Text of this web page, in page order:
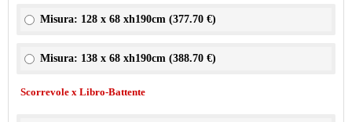
Misura: 128 x 68 xh190cm (377.70 €)
Misura: 138 x 68 xh190cm (388.70 €)
Scorrevole x Libro-Battente